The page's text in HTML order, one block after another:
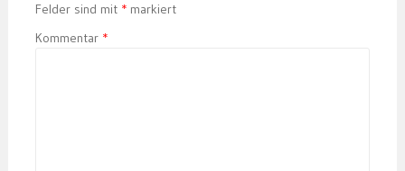
Felder sind mit *markiert
Kommentar *